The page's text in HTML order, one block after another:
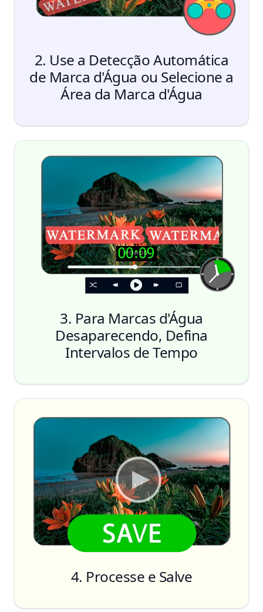
2. Use a Detecção Automática
de Marca d'Água ou Selecione a
Área da Marca d'Água
3. Para Marcas d'Água
Desaparecendo, Defina
Intervalos de Tempo
4. Processe e Salve